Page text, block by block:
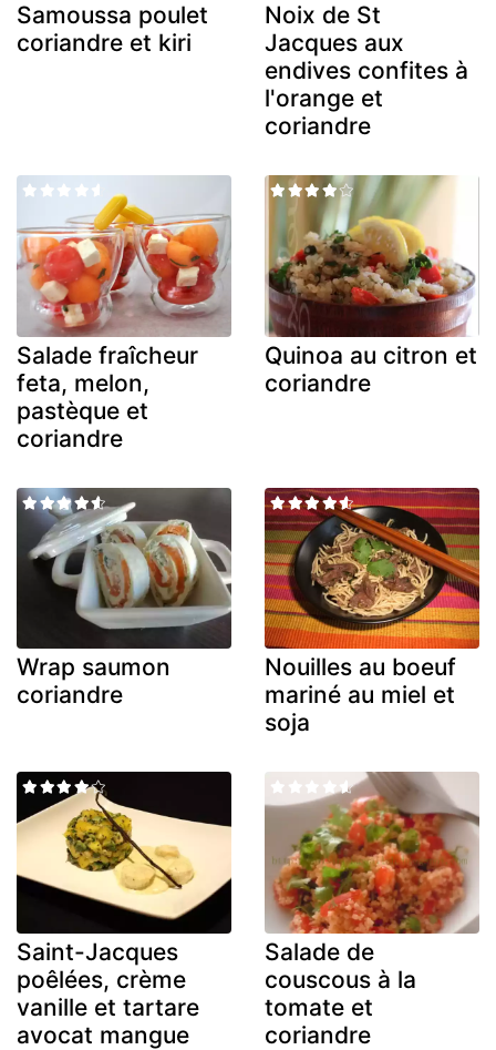
Samoussa poulet
coriandre et kiri
Noix de St
Jacques aux
endives confites à
l'orange et
coriandre
Salade fraîcheur
feta, melon,
pastèque et
coriandre
Quinoa au citron et
coriandre
Wrap saumon
coriandre
Nouilles au boeuf
mariné au miel et
soja
Saint-Jacques
poêlées, crème
vanille et tartare
avocat mangue
Salade de
couscous à la
tomate et
coriandre